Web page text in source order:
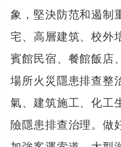
象，堅決防范和遏制
宅、高層建筑、校外
賓館民宿、餐館飯店
場所火災隱患排查整
氣、建筑施工、化工
險隱患排查治理。做